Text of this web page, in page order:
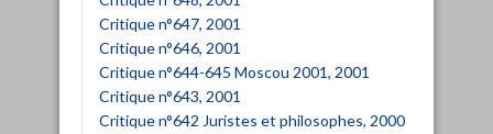
Critique n°647, 2001
Critique n°646, 2001
Critique n°644-645 Moscou 2001, 2001
Critique n°643, 2001
Critique n°642 Juristes et philosophes, 2000